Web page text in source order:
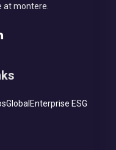
at montere.
Global Enterprise ESG